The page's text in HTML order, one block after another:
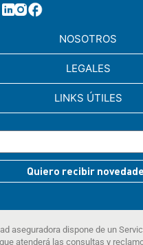
NOSOTROS
LEGALES
LINKS ÚTILES
Quiero recibir
aseguradora dispone de un
atenderá las consultas y